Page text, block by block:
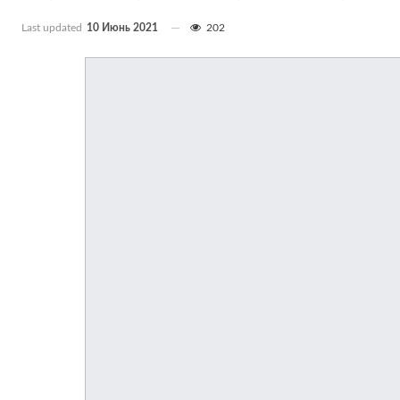
Last updated 10 Июнь 2021 202